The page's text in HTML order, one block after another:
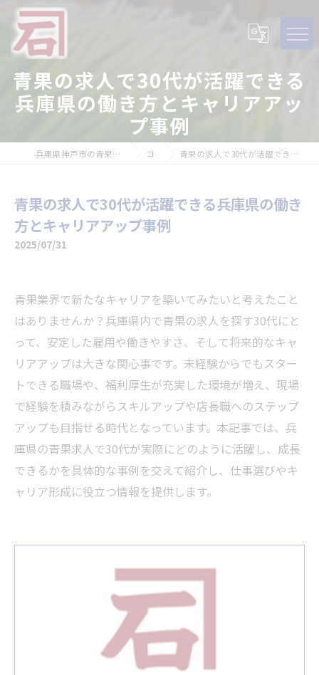
青果の求人で30代が活躍できる
兵庫県の働き方とキャリアアッ
プ事例
兵庫県神戸市の青果の求人なら石田青果株式会社 コラム 青果の求人で30代が活躍できる兵庫県の働き方とキャリアアップ事例
青果の求人で30代が活躍できる兵庫県の働き
方とキャリアアップ事例
2025/07/31
青果業界で新たなキャリアを築いてみたいと考えたこと
はありませんか？兵庫県内で青果の求人を探す30代にと
って、安定した雇用や働きやすさ、そして将来的なキャ
リアアップは大きな関心事です。未経験からでもスター
トできる職場や、福利厚生が充実した環境が増え、現場
で経験を積みながらスキルアップや店長職へのステップ
アップも目指せる時代となっています。本記事では、兵
庫県の青果求人で30代が実際にどのように活躍し、成長
できるかを具体的な事例を交えて紹介し、仕事選びやキ
ャリア形成に役立つ情報を提供します。